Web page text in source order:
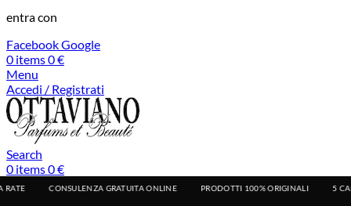
entra con
FacebookGoogle
0 items0€
Menu
Accedi / Registrati
Search
0 items0€
GRATUITA ONLINE PRODOTTI 100% ORIGINALI 5 CAMPIONCINI IN